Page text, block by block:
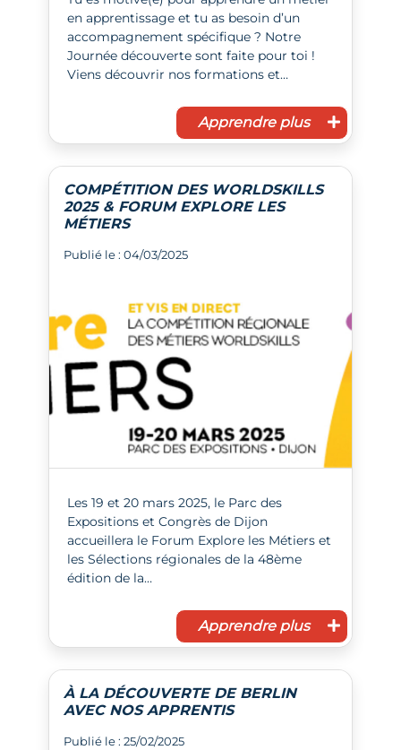
en apprentissage et tu as besoin d’un
accompagnement spécifique ? Notre
Journée découverte sont faite pour toi !
Viens découvrir nos formations et…
Apprendre plus
COMPÉTITION DES WORLDSKILLS
2025 & FORUM EXPLORE LES
MÉTIERS
Publié le : 04/03/2025
Les 19 et 20 mars 2025, le Parc des
Expositions et Congrès de Dijon
accueillera le Forum Explore les Métiers et
les Sélections régionales de la 48ème
édition de la…
Apprendre plus
À LA DÉCOUVERTE DE BERLIN
AVEC NOS APPRENTIS
Publié le : 25/02/2025